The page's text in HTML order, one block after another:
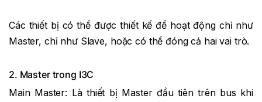
Các thiết bị có thể được thiết kế để hoạt động chỉ như
Master, chỉ như Slave, hoặc có thể đóng cả hai vai trò.
2. Master trong I3C
Main Master: Là thiết bị Master đầu tiên trên bus khi